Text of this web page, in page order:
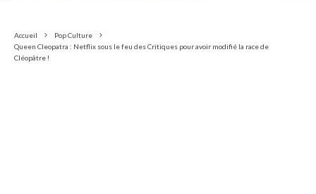
Accueil
Pop Culture
Queen Cleopatra : Netflix sous le feu des Critiques pour avoir modifié la race de
Cléopâtre !